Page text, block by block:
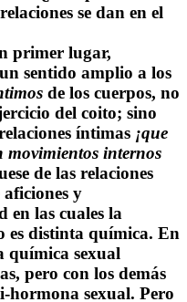
se dan en el
primer lugar,
sentido amplio a los
de los cuerpos, no
del coito; sino
íntimas ¡que
movimientos internos
de las relaciones
y
en las cuales la
es distinta química. En
química sexual
pero con los demás
hormona sexual. Pero